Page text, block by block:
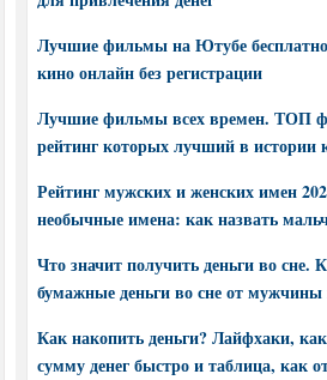
Лучшие фильмы на Ютубе
кино онлайн без регистрации
Лучшие фильмы всех времен. ТОП
рейтинг которых лучший в истории
Рейтинг мужских и женских имен
необычные имена: как назвать
Что значит получить деньги во сне.
бумажные деньги во сне от
Как накопить деньги? Лайфхаки,
сумму денег быстро и таблица, как